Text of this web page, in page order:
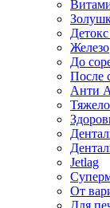
Железо
До
После
Анти
Jetlag
От
Для